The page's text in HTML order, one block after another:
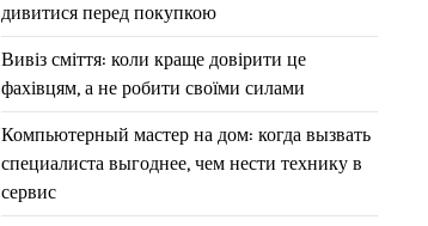
дивитися перед покупкою
Вивіз сміття: коли краще довірити це
фахівцям, а не робити своїми силами
Компьютерный мастер на дом: когда вызвать
специалиста выгоднее, чем нести технику в
сервис